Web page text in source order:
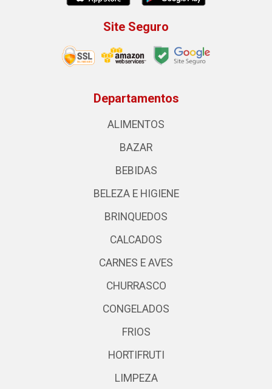
Site Seguro
Departamentos
ALIMENTOS
BAZAR
BEBIDAS
BELEZA E HIGIENE
BRINQUEDOS
CALCADOS
CARNES E AVES
CHURRASCO
CONGELADOS
FRIOS
HORTIFRUTI
LIMPEZA